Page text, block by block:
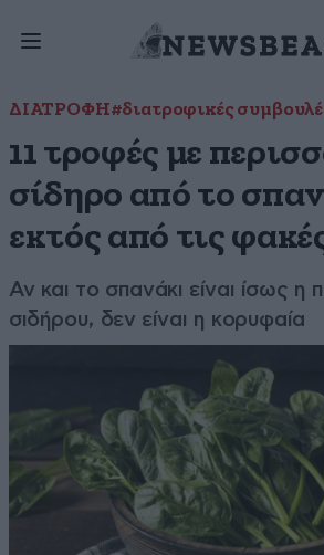
ΔΙΑΤΡΟΦΗ#διατροφικές
11 τροφές με
σίδηρο από το
εκτός από τις
Αν και το σπανάκι είναι ίσως η
σιδήρου, δεν είναι η κορυφαία